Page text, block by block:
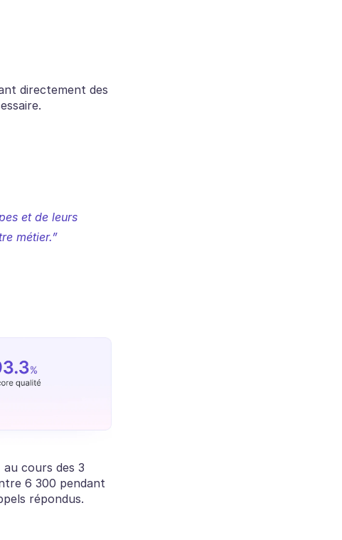
directement des
et de leurs
métier.”
cours des 3
6 300 pendant
répondus.